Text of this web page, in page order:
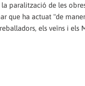
la paralització de les
que ha actuat "de
els veïns i els